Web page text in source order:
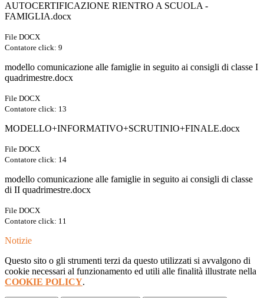
AUTOCERTIFICAZIONE RIENTRO A SCUOLA -
FAMIGLIA.docx
File DOCX
Contatore click: 9
modello comunicazione alle famiglie in seguito ai consigli di classe I
quadrimestre.docx
File DOCX
Contatore click: 13
MODELLO+INFORMATIVO+SCRUTINIO+FINALE.docx
File DOCX
Contatore click: 14
modello comunicazione alle famiglie in seguito ai consigli di classe
di II quadrimestre.docx
File DOCX
Contatore click: 11
Notizie
Questo sito o gli strumenti terzi da questo utilizzati si avvalgono di
cookie necessari al funzionamento ed utili alle finalità illustrate nella
COOKIE POLICY.